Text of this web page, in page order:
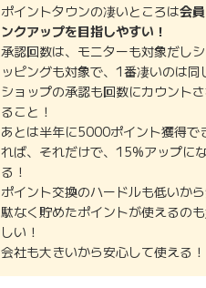
ポイントタウンの凄いところは会
ンクアップを目指しやすい！
承認回数は、モニターも対象だしシ
ッピングも対象で、1番凄いのは同
ショップの承認も回数にカウント
ること！
あとは半年に5000ポイント獲得で
れば、それだけで、15%アップに
る！
ポイント交換のハードルも低いか
駄なく貯めたポイントが使えるの
しい！
会社も大きいから安心して使える！